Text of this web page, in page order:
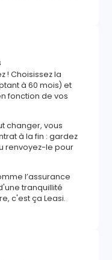
! Choisissez la
à 60 mois) et
fonction de vos
changer, vous
à la fin : gardez
renvoyez-le pour
l’assurance
tranquillité
c'est ça Leasi.